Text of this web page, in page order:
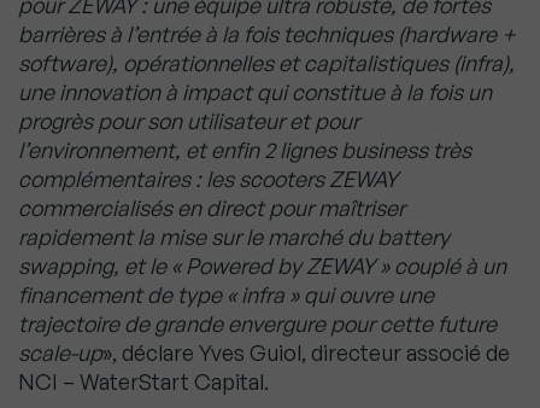
pour ZEWAY : une équipe ultra robuste, de fortes
barrières à l’entrée à la fois techniques (hardware +
software), opérationnelles et capitalistiques (infra),
une innovation à impact qui constitue à la fois un
progrès pour son utilisateur et pour
l’environnement, et enfin 2 lignes business très
complémentaires : les scooters ZEWAY
commercialisés en direct pour maîtriser
rapidement la mise sur le marché du battery
swapping, et le « Powered by ZEWAY » couplé à un
financement de type « infra » qui ouvre une
trajectoire de grande envergure pour cette future
scale-up», déclare Yves Guiol, directeur associé de
NCI – WaterStart Capital.